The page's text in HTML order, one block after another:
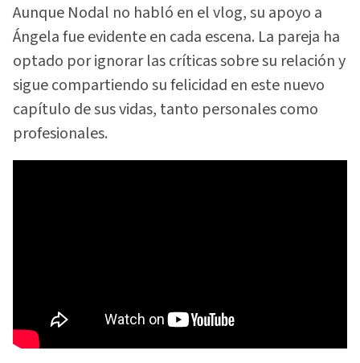
Aunque Nodal no habló en el vlog, su apoyo a
Ángela fue evidente en cada escena. La pareja ha
optado por ignorar las críticas sobre su relación y
sigue compartiendo su felicidad en este nuevo
capítulo de sus vidas, tanto personales como
profesionales.